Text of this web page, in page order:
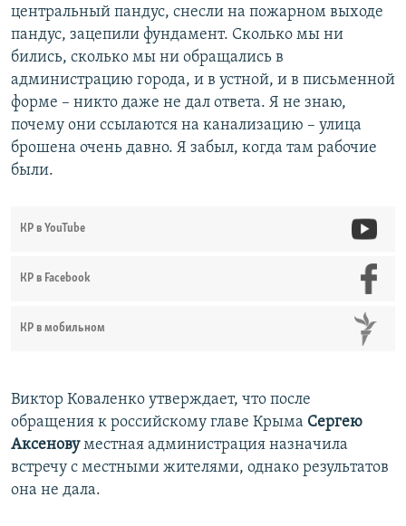
центральный пандус, снесли на пожарном выходе
пандус, зацепили фундамент. Сколько мы ни
бились, сколько мы ни обращались в
администрацию города, и в устной, и в письменной
форме – никто даже не дал ответа. Я не знаю,
почему они ссылаются на канализацию – улица
брошена очень давно. Я забыл, когда там рабочие
были.
КР в YouTube
КР в Facebook
КР в мобильном
Виктор Коваленко утверждает, что после
обращения к российскому главе Крыма Сергею
Аксеновуместная администрация назначила
встречу с местными жителями, однако результатов
она не дала.